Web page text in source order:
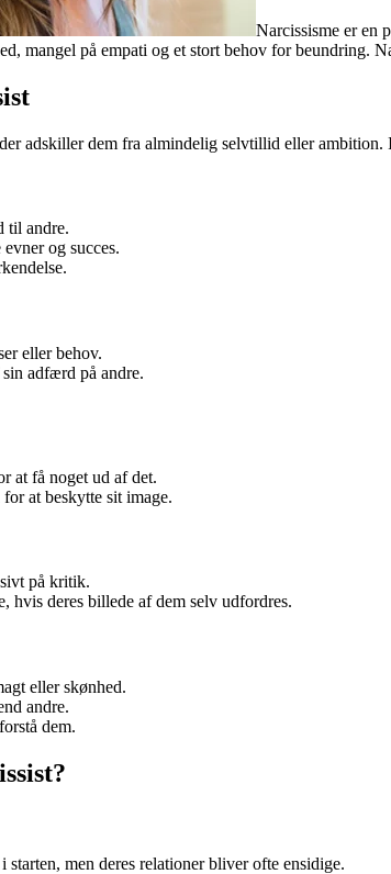
Narcissisme er en
mangel på empati og et stort behov for
adskiller dem fra almindelig selvtillid eller
til andre.
og succes.
eller behov.
adfærd på andre.
at få noget ud af det.
at beskytte sit image.
på kritik.
hvis deres billede af dem selv udfordres.
eller skønhed.
andre.
dem.
men deres relationer bliver ofte ensidige.